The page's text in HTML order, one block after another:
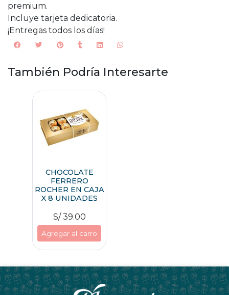
premium.
Incluye tarjeta dedicatoria.
¡Entregas todos los días!
También Podría Interesarte
CHOCOLATE
FERRERO
ROCHER EN CAJA
X 8 UNIDADES
S/ 39.00
Agregar al carro